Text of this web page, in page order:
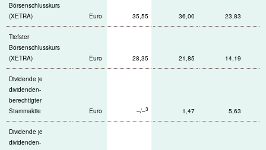
Börsenschlusskurs
(XETRA)
Euro 35,55 36,00 23,83
Tiefster
Börsenschlusskurs
(XETRA)
Euro 28,35 21,85 14,19
Dividende je
dividenden­
berechtigter
Stammaktie
Euro –/–3 1,47 5,63
Dividende je
dividenden­